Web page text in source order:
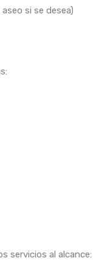
si se desea)
servicios al alcance: